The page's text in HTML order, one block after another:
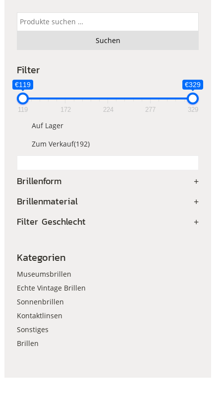
Suchen
nach:
Suchen
Filter
€119 €329
119 172 224 277 329
Auf Lager
Zum Verkauf(192)
Brillenform +
Brillenmaterial +
Filter Geschlecht +
Kategorien
Museumsbrillen
Echte Vintage Brillen
Sonnenbrillen
Kontaktlinsen
Sonstiges
Brillen